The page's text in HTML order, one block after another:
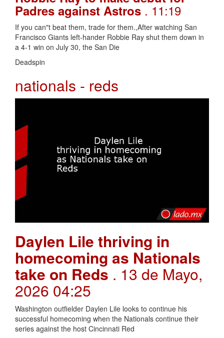
Padres against Astros . 11:19
If you can"t beat them, trade for them.,After watching San
Francisco Giants left-hander Robbie Ray shut them down in
a 4-1 win on July 30, the San Die
Deadspin
nationals - reds
Daylen Lile thriving in
homecoming as Nationals
take on Reds . 13 de Mayo,
2026 04:25
Washington outfielder Daylen Lile looks to continue his
successful homecoming when the Nationals continue their
series against the host Cincinnati Red